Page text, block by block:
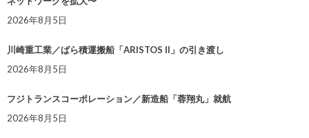
2026年8月5日
川崎重工業／ばら積運搬船「ARISTOS II」の引き渡し
2026年8月5日
フジトランスコーポレーション／新造船「蓉翔丸」就航
2026年8月5日